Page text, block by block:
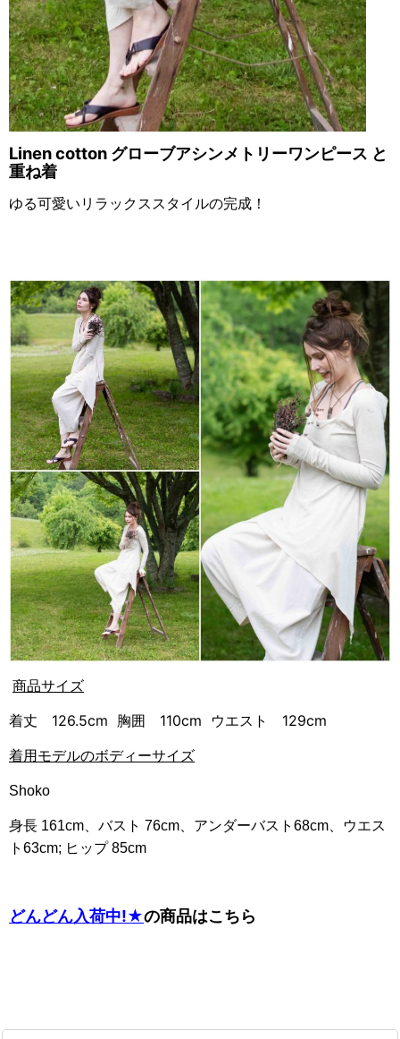
Linen cotton グローブアシンメトリーワンピース と
重ね着
ゆる可愛いリラックススタイルの完成！
商品サイズ
着丈 126.5cm 胸囲 110cm ウエスト 129cm
着用モデルのボディーサイズ
Shoko
身長 161cm、バスト 76cm、アンダーバスト68cm、ウエス
ト63cm; ヒップ 85cm
どんどん入荷中!★の商品はこちら